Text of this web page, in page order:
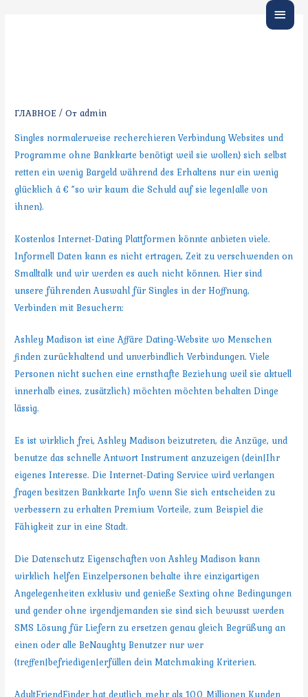
ГЛАВНОЕ / От admin
Singles normalerweise recherchieren Verbindung Websites und
Programme ohne Bankkarte benötigt weil sie wollen} sich selbst
retten ein wenig Bargeld während des Erhaltens nur ein wenig
glücklich â € ”so wir kaum die Schuld auf sie legen|alle von
ihnen}.
Kostenlos Internet-Dating Plattformen könnte anbieten viele.
Informell Daten kann es nicht ertragen, Zeit zu verschwenden on
Smalltalk und wir werden es auch nicht können. Hier sind
unsere führenden Auswahl für Singles in der Hoffnung,
Verbinden mit Besuchern:
Ashley Madison ist eine Affäre Dating-Website wo Menschen
finden zurückhaltend und unverbindlich Verbindungen. Viele
Personen nicht suchen eine ernsthafte Beziehung weil sie aktuell
innerhalb eines, zusätzlich} möchten möchten behalten Dinge
lässig.
Es ist wirklich frei, Ashley Madison beizutreten, die Anzüge, und
benutze das schnelle Antwort Instrument anzuzeigen {dein|Ihr
eigenes Interesse. Die Internet-Dating Service wird verlangen
fragen besitzen Bankkarte Info wenn Sie sich entscheiden zu
verbessern zu erhalten Premium Vorteile, zum Beispiel die
Fähigkeit zur in eine Stadt.
Die Datenschutz Eigenschaften von Ashley Madison kann
wirklich helfen Einzelpersonen behalte ihre einzigartigen
Angelegenheiten exklusiv und genieße Sexting ohne Bedingungen
und gender ohne irgendjemanden sie sind sich bewusst werden
SMS Lösung für Liefern zu ersetzen genau gleich Begrüßung an
einen oder alle BeNaughty Benutzer nur wer
{treffen|befriedigen|erfüllen dein Matchmaking Kriterien.